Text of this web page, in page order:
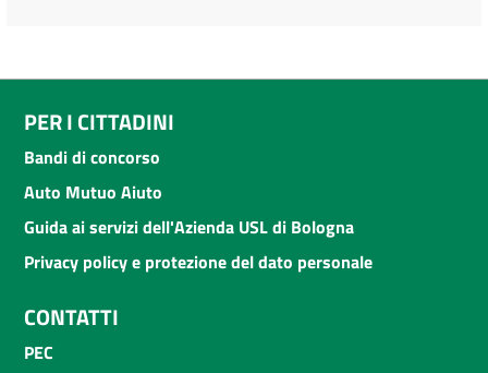
PER I CITTADINI
Bandi di concorso
Auto Mutuo Aiuto
Guida ai servizi dell'Azienda USL di Bologna
Privacy policy e protezione del dato personale
CONTATTI
PEC